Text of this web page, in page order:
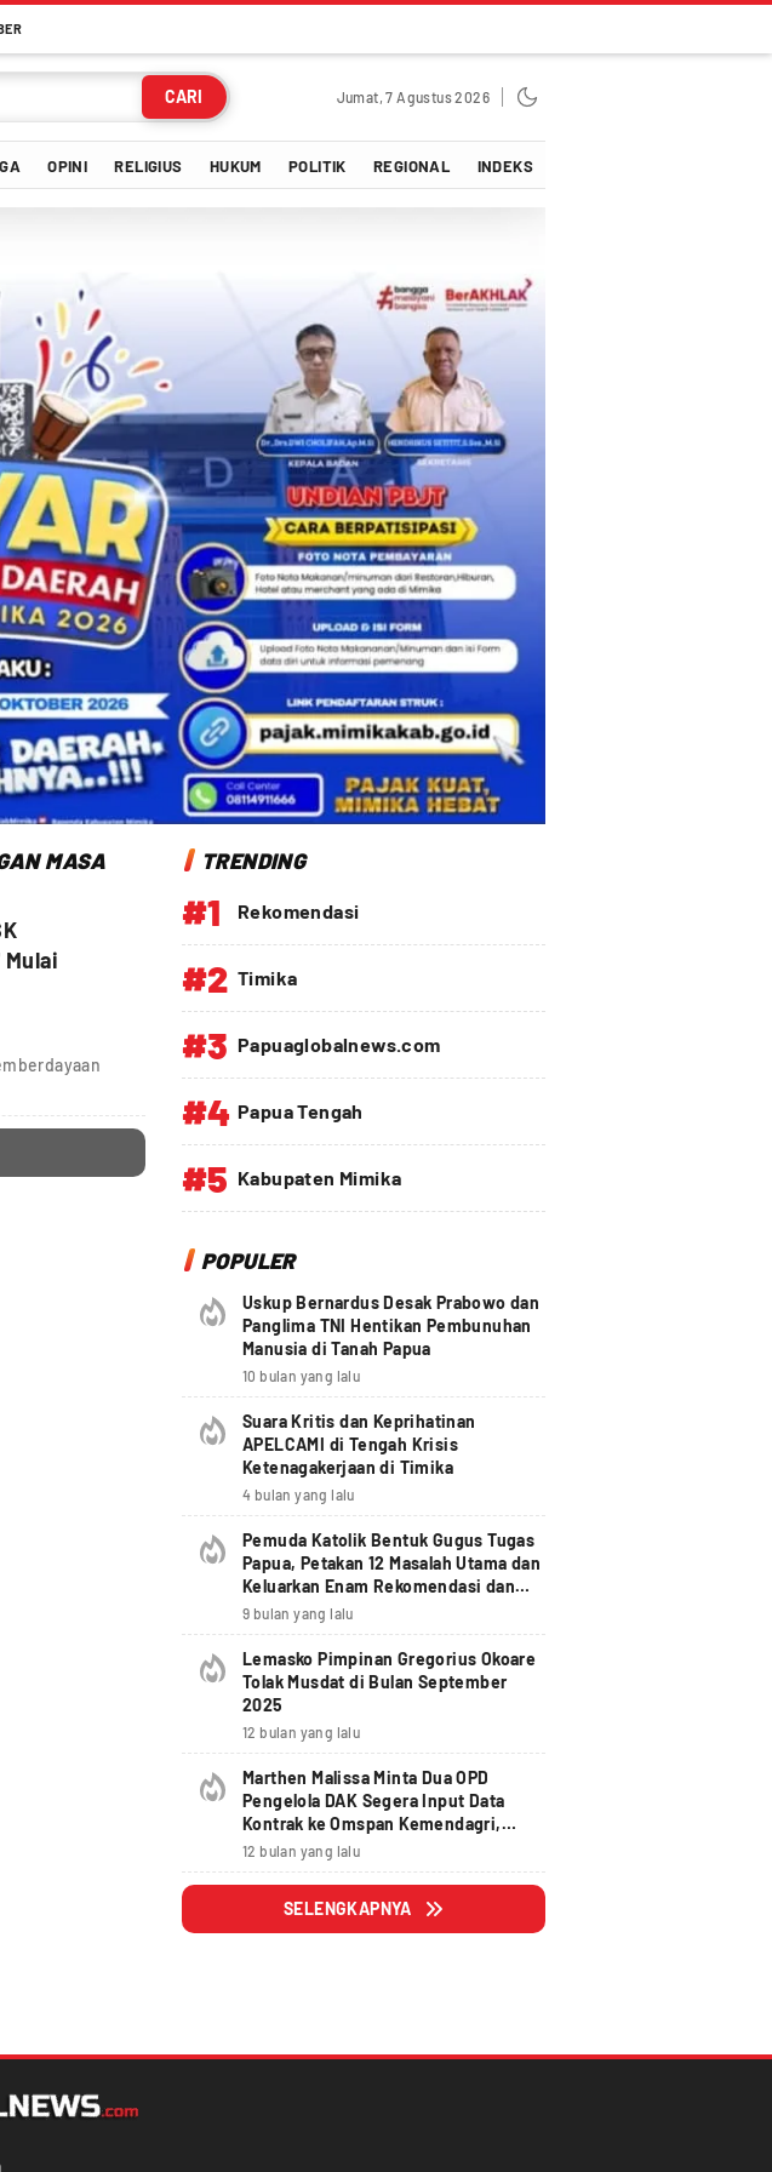
CARI Jumat, 7 Agustus 2026
OPINI RELIGIUS HUKUM POLITIK REGIONAL INDEKS
MASA
TRENDING
#1 Rekomendasi
#2 Timika
#3 Papuaglobalnews.com
#4 Papua Tengah
#5 Kabupaten Mimika
POPULER
Uskup Bernardus Desak Prabowo dan
Panglima TNI Hentikan Pembunuhan
Manusia di Tanah Papua
10 bulan yang lalu
Suara Kritis dan Keprihatinan
APELCAMI di Tengah Krisis
Ketenagakerjaan di Timika
4 bulan yang lalu
Pemuda Katolik Bentuk Gugus Tugas
Papua, Petakan 12 Masalah Utama dan
Keluarkan Enam Rekomendasi dan
Seruan Moral Nasional
9 bulan yang lalu
Lemasko Pimpinan Gregorius Okoare
Tolak Musdat di Bulan September
2025
12 bulan yang lalu
Marthen Malissa Minta Dua OPD
Pengelola DAK Segera Input Data
Kontrak ke Omspan Kemendagri,
Lewat Tanggal 29 Agustus 2025
Hangus
12 bulan yang lalu
SELENGKAPNYA